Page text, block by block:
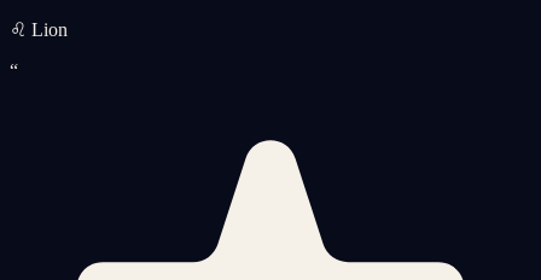
♌ Lion
“